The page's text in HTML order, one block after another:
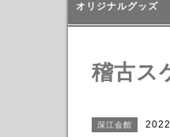
オリジナルグッズ
稽古ス
深江会館